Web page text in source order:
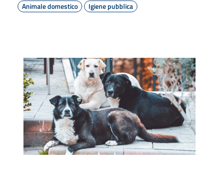
Animale domestico
Igiene pubblica